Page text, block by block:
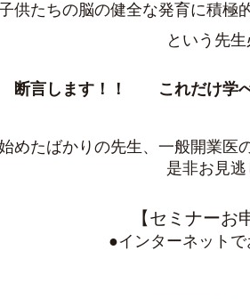
供たちの脳の健全な発育に積極
という先生
断言します！！ これだけ学べ
めたばかりの先生、一般開業医
是非お見逃
【セミナーお
●インターネット